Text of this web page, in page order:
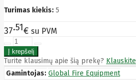
Avizio
AXAGON
Baseus
Be Quiet
Belt
Benq
Turimas kiekis: 5
37 51€ su PVM
Turite klausimų apie šią prekę? Klauskite
Gamintojas: Global Fire Equipment